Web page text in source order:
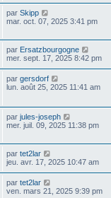
par Skipp
mar. oct. 07, 2025 3:41 pm
par Ersatzbourgogne
mer. sept. 17, 2025 8:42 pm
par gersdorf
lun. août 25, 2025 11:41 am
par jules-joseph
mer. juil. 09, 2025 11:38 pm
par tet2lar
jeu. avr. 17, 2025 10:47 am
par tet2lar
ven. mars 21, 2025 9:39 pm